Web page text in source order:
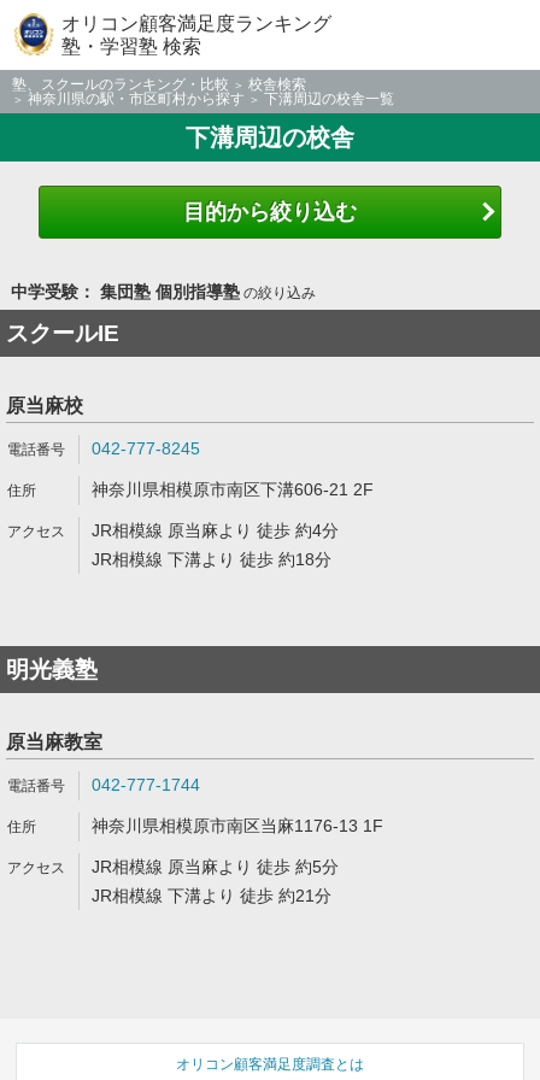
オリコン顧客満足度ランキング
塾・学習塾 検索
塾、スクールのランキング・比較
校舎検索
神奈川県の駅・市区町村から探す
下溝周辺の校舎一覧
下溝周辺の校舎
目的から絞り込む
中学受験： 集団塾 個別指導塾の絞り込み
スクールIE
原当麻校
042-777-8245
神奈川県相模原市南区下溝606-21 2F
JR相模線 原当麻より 徒歩 約4分
JR相模線 下溝より 徒歩 約18分
明光義塾
原当麻教室
042-777-1744
神奈川県相模原市南区当麻1176-13 1F
JR相模線 原当麻より 徒歩 約5分
JR相模線 下溝より 徒歩 約21分
オリコン顧客満足度調査とは